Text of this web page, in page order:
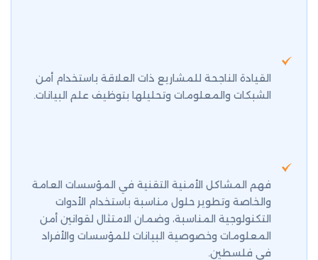
القيادة الناجحة للمشاريع ذات العلاقة باستخدام أمن
الشبكات والمعلومات وتحليلها بتوظيف علم البيانات.
فهم المشاكل الأمنية التقنية في المؤسسات العامة
والخاصة وتطوير حلول مناسبة باستخدام الأدوات
التكنولوجية المناسبة، وضمان الامتثال لقوانين أمن
المعلومات وخصوصية البيانات للمؤسسات والأفراد
في فلسطين.